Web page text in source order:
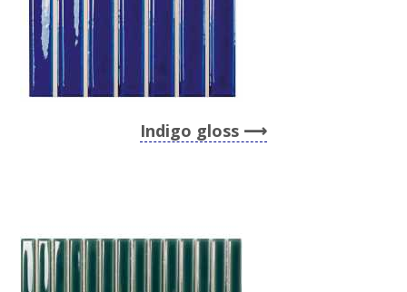
Indigo gloss